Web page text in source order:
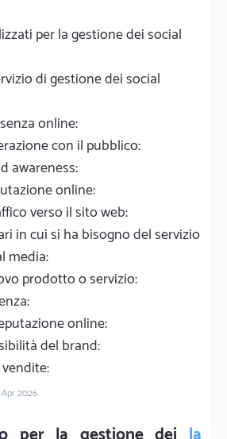
per la gestione dei social
di gestione dei social
online:
con il pubblico:
awareness:
online:
verso il sito web:
in cui si ha bisogno del servizio
media:
prodotto o servizio:
online:
del brand:
2026